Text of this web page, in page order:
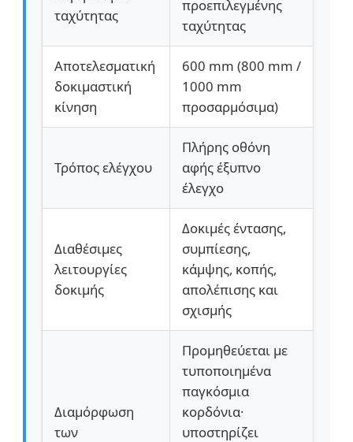
ταχύτητας
προεπιλεγμένης
ταχύτητας
Αποτελεσματική
δοκιμαστική
κίνηση
600 mm (800 mm /
1000 mm
προσαρμόσιμα)
Τρόπος ελέγχου
Πλήρης οθόνη
αφής έξυπνο
έλεγχο
Διαθέσιμες
λειτουργίες
δοκιμής
Δοκιμές έντασης,
συμπίεσης,
κάμψης, κοπής,
απολέπισης και
σχισμής
Διαμόρφωση
των
Προμηθεύεται με
τυποποιημένα
παγκόσμια
κορδόνια·
υποστηρίζει